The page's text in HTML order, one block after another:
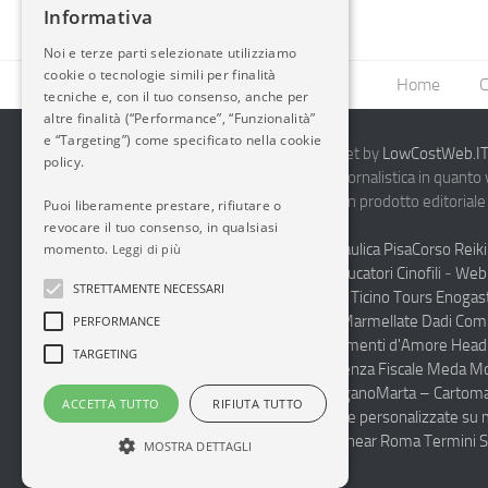
Home
2014-2026 AvioBlog - Creazione Siti Internet by
Questo blog non rappresenta una testata giornalistica in
periodicità. Non può pertanto considerarsi un prodotto
7.03.2001.Disclaimer Completo
Vendita Abbigliamento Sicurezza
Termoidraulica PisaCorso
Corsi Formazione Mediatori Felini Educatori Cinofili -
Andrologo ToscanaProgettare Casa Canton Ticino Tours
MonferratoProduzione Conto Terzi Sughi Marmellate Dadi
specialista Floaters
Legamenti d'Amore
Haccp Sicurezza sul Lavoro Toscana
Consulenza Fiscale Meda
personalizzate scuole medie e superiori LuganoMarta –
Pulizia Uffici Condomini Monza BrianzaDiete personalizzate su
Integratori Cura del CorpoLuxury Spa Suite near Roma Termini
Informativa
Noi e terze parti selezionate utilizziamo
cookie o tecnologie simili per finalità
tecniche e, con il tuo consenso, anche per
altre finalità (“Performance”, “Funzionalità”
e “Targeting”) come specificato nella cookie
policy.
Puoi liberamente prestare, rifiutare o
revocare il tuo consenso, in qualsiasi
momento. Leggi di più
STRETTAMENTE NECESSARI
PERFORMANCE
TARGETING
ACCETTA TUTTO RIFIUTA TUTTO
MOSTRA DETTAGLI